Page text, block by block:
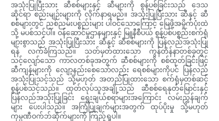
အသုံးပြုပြီးသား ဆီစစ်များနှင့် ဆီများကို စွန့်ပစ်ခြင်းသည် ဒေသ
ဆိုင်ရာ စည်းမျဉ်းများကို လိုက်နာရမည်။ အသုံးပြုပြီးသား ဆီနှင့် ဆီ
စစ်များတွင် ညစ်ညမ်းပစ္စည်းများ ပါဝင်သောကြောင့် မြေဖို့အမှိုက်ပုံးထဲ
သို့ မပစ်သင့်ပါ။ ဝန်ဆောင်မှုဌာနများနှင့် မြူနီစီပယ် စွန့်ပစ်ပစ္စည်းစက်ရုံ
များစွာသည် အသုံးပြုပြီးသား ဆီနှင့် ဆီစစ်များကို ပြန်လည်အသုံးပြု
ရန် လက်ခံကြသည်။ သတ်မှတ်ထားသော ကွန်တိန်နာတစ်ခုတွင်
သင့်လျော်သော ကာလတစ်ခုအတွက် ဆီစစ်များကို စစ်ထုတ်ခြင်းဖြင့်
ဆီကျန်များကို လျော့နည်းစေသော်လည်း ရေစစ်များကိုပင် ပြန်လည်
အသုံးပြုသင့်သည် သို့မဟုတ် အတည်ပြုထားသော စက်ရုံမှတစ်ဆင့်
စွန့်ပစ်သင့်သည်။ ထုတ်လုပ်သူအချို့သည် ဆီစစ်ရေနုတ်မြောင်းနှင့်
ပြန်လည်အသုံးပြုခြင်း ရွေးချယ်စရာများအကြောင်း လမ်းညွှန်ချက်
များ ပေးပါသည်။ အကြံပြုချက်များအတွက် ထုပ်ပိုးမှု သို့မဟုတ်
ကုမ္ပဏီဝက်ဘ်ဆိုက်များကို ကြည့်ရှုပါ။